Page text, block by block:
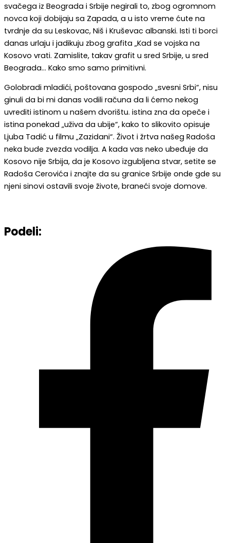
svačega iz Beograda i Srbije negirali to, zbog ogromnom
novca koji dobijaju sa Zapada, a u isto vreme ćute na
tvrdnje da su Leskovac, Niš i Kruševac albanski. Isti ti borci
danas urlaju i jadikuju zbog grafita „Kad se vojska na
Kosovo vrati. Zamislite, takav grafit u sred Srbije, u sred
Beograda… Kako smo samo primitivni.
Golobradi mladići, poštovana gospodo „svesni Srbi“, nisu
ginuli da bi mi danas vodili računa da li ćemo nekog
uvrediti istinom u našem dvorištu. istina zna da opeče i
istina ponekad „uživa da ubije“, kako to slikovito opisuje
Ljuba Tadić u filmu „Zazidani“. Život i žrtva našeg Radoša
neka bude zvezda vodilja. A kada vas neko ubeđuje da
Kosovo nije Srbija, da je Kosovo izgubljena stvar, setite se
Radoša Cerovića i znajte da su granice Srbije onde gde su
njeni sinovi ostavili svoje živote, braneći svoje domove.
Podeli: